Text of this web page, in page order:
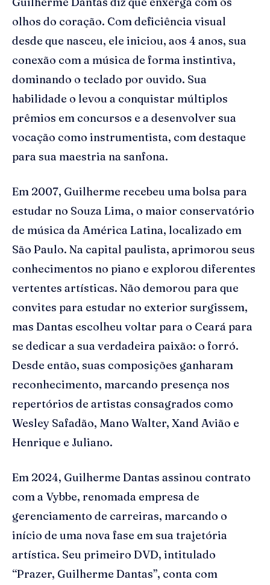
olhos do coração. Com deficiência visual
desde que nasceu, ele iniciou, aos 4 anos, sua
conexão com a música de forma instintiva,
dominando o teclado por ouvido. Sua
habilidade o levou a conquistar múltiplos
prêmios em concursos e a desenvolver sua
vocação como instrumentista, com destaque
para sua maestria na sanfona.
Em 2007, Guilherme recebeu uma bolsa para
estudar no Souza Lima, o maior conservatório
de música da América Latina, localizado em
São Paulo. Na capital paulista, aprimorou seus
conhecimentos no piano e explorou diferentes
vertentes artísticas. Não demorou para que
convites para estudar no exterior surgissem,
mas Dantas escolheu voltar para o Ceará para
se dedicar a sua verdadeira paixão: o forró.
Desde então, suas composições ganharam
reconhecimento, marcando presença nos
repertórios de artistas consagrados como
Wesley Safadão, Mano Walter, Xand Avião e
Henrique e Juliano.
Em 2024, Guilherme Dantas assinou contrato
com a Vybbe, renomada empresa de
gerenciamento de carreiras, marcando o
início de uma nova fase em sua trajetória
artística. Seu primeiro DVD, intitulado
“Prazer, Guilherme Dantas”, conta com